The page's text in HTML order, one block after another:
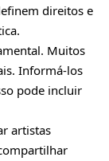
direitos e
Muitos
Informá-los
pode incluir
artistas